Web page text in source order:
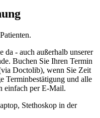
- auch außerhalb unserer
Buchen Sie Ihren Termin
Doctolib), wenn Sie Zeit
Terminbestätigung und alle
einfach per E-Mail.